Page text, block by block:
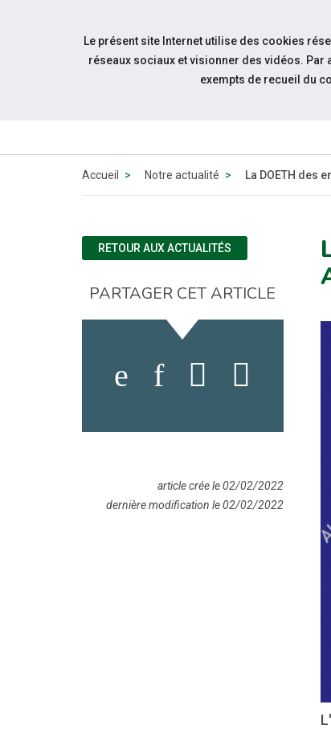
Aller au contenu
QUI
Accueil Notre actualité La DOETH des
RETOUR AUX ACTUALITÉS
PARTAGER CET ARTICLE
article crée le 02/02/2022
dernière modification le 02/02/2022
Le présent site Internet utilise des cookies
réseaux sociaux et visionner des vidéos. Par
exempts de recueil du